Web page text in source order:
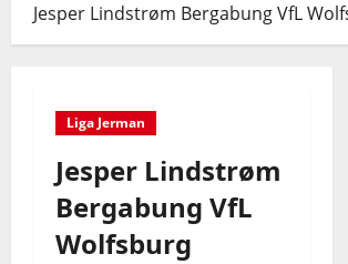
Jesper Lindstrøm Bergabung VfL
Liga Jerman
Jesper Lindstrøm
Bergabung VfL
Wolfsburg